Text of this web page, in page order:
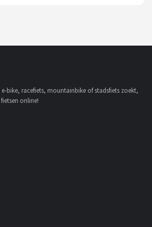
e-bike, racefiets, mountainbike of stadsfiets zoekt,
online!